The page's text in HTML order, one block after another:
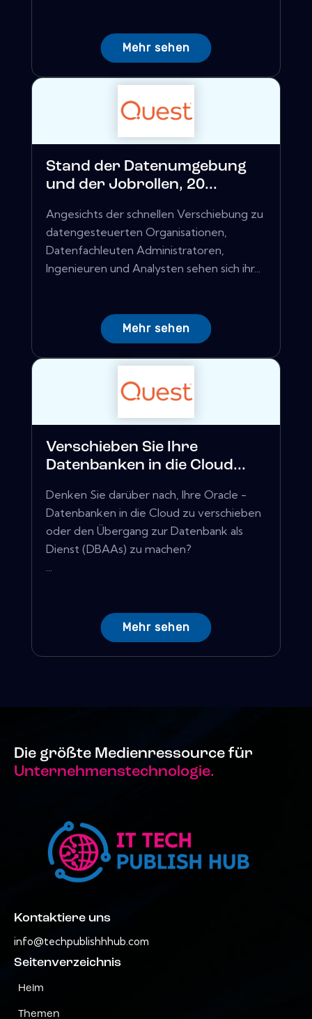
Mehr sehen
Stand der Datenumgebung
und der Jobrollen, 20...
Angesichts der schnellen Verschiebung zu
datengesteuerten Organisationen,
Datenfachleuten Administratoren,
Ingenieuren und Analysten sehen sich ihr...
Mehr sehen
Verschieben Sie Ihre
Datenbanken in die Cloud...
Denken Sie darüber nach, Ihre Oracle -
Datenbanken in die Cloud zu verschieben
oder den Übergang zur Datenbank als
Dienst (DBAAs) zu machen?
...
Mehr sehen
Die größte Medienressource für
Unternehmenstechnologie.
Kontaktiere uns
info@techpublishhhub.com
Seitenverzeichnis
Heim
Themen